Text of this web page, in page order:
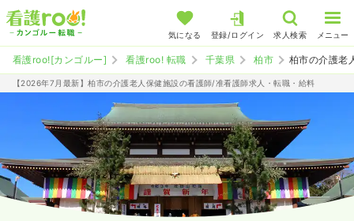
気になる 登録/ログイン 求人検索 メニュー
看護roo![カンゴルー] 看護roo! 転職 千葉県 柏市 柏市の介護老
【2026年7月最新】柏市の介護老人保健施設の看護師/准看護師求人・転職・給料